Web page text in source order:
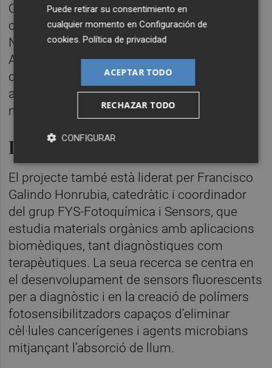
Orgànica de la Universitat Jaume I, és el
coordinador del grup de recerca ORGNANO-
Nanomaterials Moleculars Orgànics amb
Aplicacions Biomèdiques, especialitzat en el
disseny de nanomaterials orgànics per a
aplicacions biomèdiques, especialment en
nanogels moleculars sensibles a estímuls.
Diagnòstic i fotoquímica
El projecte també està liderat per Francisco
Galindo Honrubia, catedràtic i coordinador
del grup FYS-Fotoquímica i Sensors, que
estudia materials orgànics amb aplicacions
biomèdiques, tant diagnòstiques com
terapèutiques. La seua recerca se centra en
el desenvolupament de sensors fluorescents
per a diagnòstic i en la creació de polímers
fotosensibilitzadors capaços d’eliminar
cèl·lules cancerígenes i agents microbians
mitjançant l’absorció de llum.
Puede retirar su consentimiento en
cualquier momento enConfiguración de
cookies .Política de privacidad
ACEPTAR TODO
RECHAZAR TODO
CONFIGURAR